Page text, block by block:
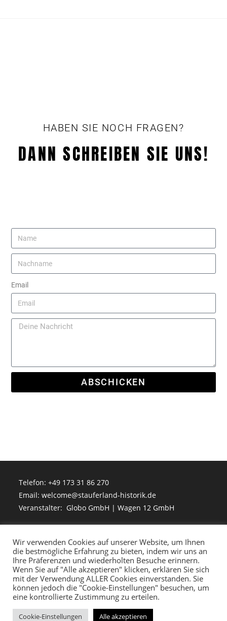
HABEN SIE NOCH FRAGEN?
DANN SCHREIBEN SIE UNS!
Email
ABSCHICKEN
Telefon: +49 173 31 86 270
Email: welcome@stauferland-historik.de
Veranstalter: Globo GmbH | Wagen 12 GmbH
Kontakt & Presse
Impressum
Wir verwenden Cookies auf unserer Website, um Ihnen
die bestmögliche Erfahrung zu bieten, indem wir uns an
Ihre Präferenzen und wiederholten Besuche erinnern.
Wenn Sie auf "Alle akzeptieren" klicken, erklären Sie sich
mit der Verwendung ALLER Cookies einverstanden. Sie
können jedoch die "Cookie-Einstellungen" besuchen, um
eine kontrollierte Zustimmung zu erteilen.
Cookie-Einstellungen Alle akzeptieren